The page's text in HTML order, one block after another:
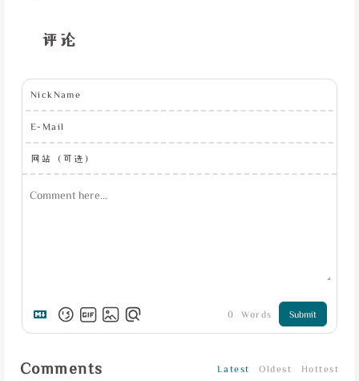
评论
NickName
E-Mail
网站（可选）
0 Words Submit
Comments Latest Oldest Hottest